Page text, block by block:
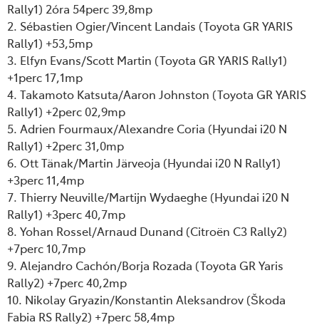
Rally1) 2óra 54perc 39,8mp
2. Sébastien Ogier/Vincent Landais (Toyota GR YARIS
Rally1) +53,5mp
3. Elfyn Evans/Scott Martin (Toyota GR YARIS Rally1)
+1perc 17,1mp
4. Takamoto Katsuta/Aaron Johnston (Toyota GR YARIS
Rally1) +2perc 02,9mp
5. Adrien Fourmaux/Alexandre Coria (Hyundai i20 N
Rally1) +2perc 31,0mp
6. Ott Tänak/Martin Järveoja (Hyundai i20 N Rally1)
+3perc 11,4mp
7. Thierry Neuville/Martijn Wydaeghe (Hyundai i20 N
Rally1) +3perc 40,7mp
8. Yohan Rossel/Arnaud Dunand (Citroën C3 Rally2)
+7perc 10,7mp
9. Alejandro Cachón/Borja Rozada (Toyota GR Yaris
Rally2) +7perc 40,2mp
10. Nikolay Gryazin/Konstantin Aleksandrov (Škoda
Fabia RS Rally2) +7perc 58,4mp